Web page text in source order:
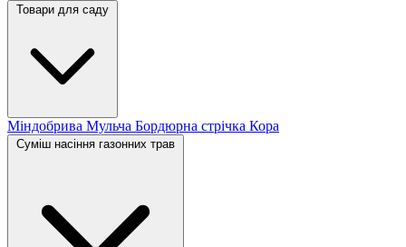
Товари для саду
Міндобрива Мульча Бордюрна стрічка Кора
Суміш насіння газонних трав